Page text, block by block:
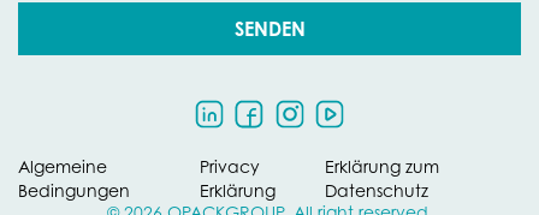
SENDEN
Algemeine
Bedingungen
Privacy
Erklärung
Erklärung zum
Datenschutz